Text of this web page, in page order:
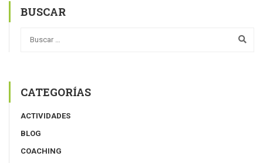
BUSCAR
CATEGORÍAS
ACTIVIDADES
BLOG
COACHING